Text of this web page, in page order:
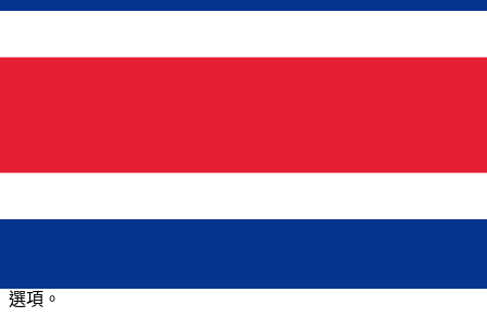
XE 國際匯款
選項。